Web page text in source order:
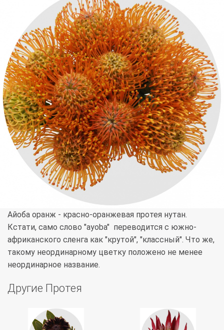
Айоба оранж - красно-оранжевая протея нутан.
Кстати, само слово "ayoba" переводится с южно-
африканского сленга как "крутой", "классный". Что же,
такому неординарному цветку положено не менее
неординарное название.
Другие Протея